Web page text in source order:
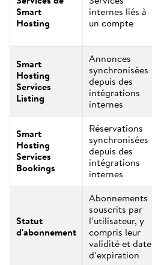
Smart
Hosting
internes liés à
un compte
Smart
Hosting
Services
Listing
Annonces
synchronisées
depuis des
intégrations
internes
Smart
Hosting
Services
Bookings
Réservations
synchronisées
depuis des
intégrations
internes
Statut
d'abonnement
Abonnements
souscrits par
l’utilisateur, y
compris leur
validité et date
d’expiration